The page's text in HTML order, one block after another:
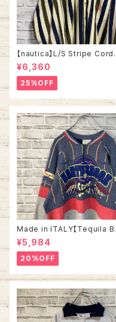
【nautica】L/S Stripe
oy Shirt L 90s ノーティカ ス
ライプ コーデュロイ シャツ ボ
ンダウン 長袖 ワンポイントロ
刺繍ロゴ 旧タグ USA アメリカ
古着
¥6,360
25%OFF
Made in ITALY【Tequila
om】L/S Sweat/Trainer XL
0s ハーフジップスウェット トレ
ーナー マルチカラー レーシン
イタリア製 Euro ユーロ 古着
¥5,984
20%OFF